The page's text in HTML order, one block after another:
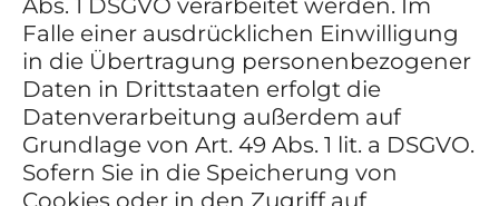
Abs. 1 DSGVO verarbeitet werden. Im
Falle einer ausdrücklichen Einwilligung
in die Übertragung personenbezogener
Daten in Drittstaaten erfolgt die
Datenverarbeitung außerdem auf
Grundlage von Art. 49 Abs. 1 lit. a DSGVO.
Sofern Sie in die Speicherung von